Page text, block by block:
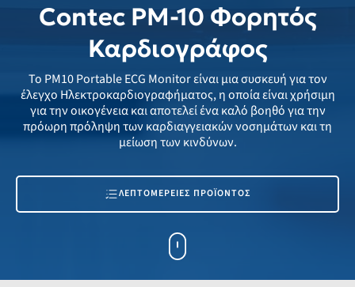
Contec PM-10 Φορητός
Καρδιογράφος
Το PM10 Portable ECG Monitor είναι μια συσκευή για τον
έλεγχο Ηλεκτροκαρδιογραφήματος, η οποία είναι χρήσιμη
για την οικογένεια και αποτελεί ένα καλό βοηθό για την
πρόωρη πρόληψη των καρδιαγγειακών νοσημάτων και τη
μείωση των κινδύνων.
ΛΕΠΤΟΜΕΡΕΙΕΣ ΠΡΟΪΟΝΤΟΣ